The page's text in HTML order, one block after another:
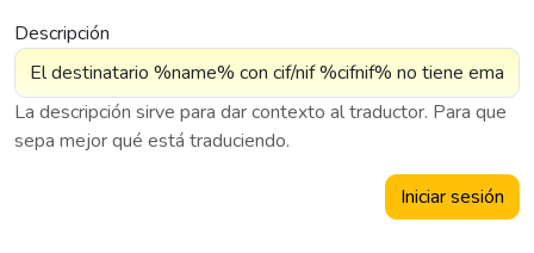
Descripción
La descripción sirve para dar contexto al traductor. Para que
sepa mejor qué está traduciendo.
Iniciar sesión